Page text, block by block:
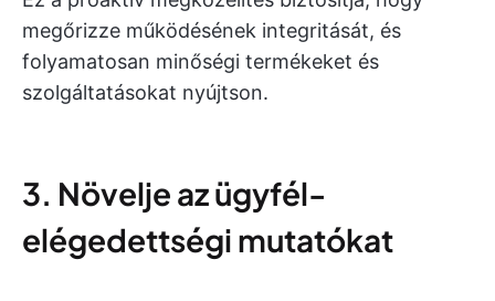
megőrizze működésének integritását, és
folyamatosan minőségi termékeket és
szolgáltatásokat nyújtson.
3. Növelje az ügyfél-
elégedettségi mutatókat